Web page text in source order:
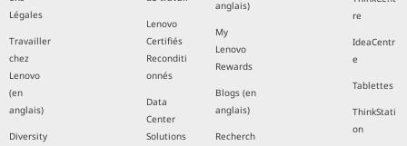
Légales
Travailler
chez
Lenovo
(en
anglais)
Diversity
Lenovo
Certifiés
Reconditi
onnés
Data
Center
Solutions
anglais)
My
Lenovo
Rewards
Blogs (en
anglais)
Recherch
re
IdeaCentr
e
Tablettes
ThinkStati
on